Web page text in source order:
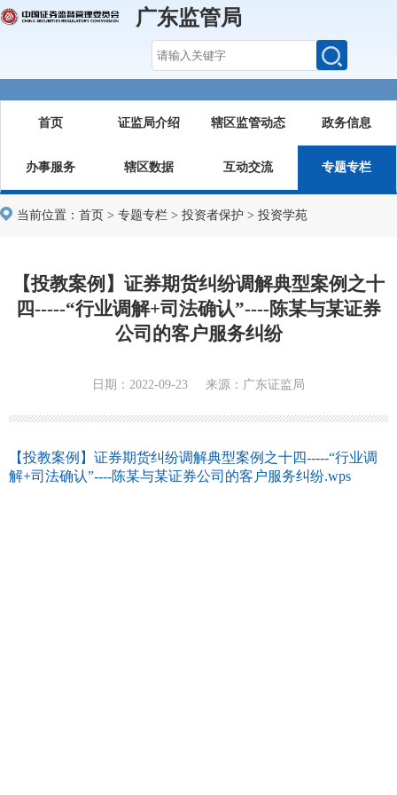
广东监管局
首页 证监局介绍 辖区监管动态 政务信息
办事服务 辖区数据 互动交流 专题专栏
当前位置： 首页 > 专题专栏 > 投资者保护 > 投资学苑
【投教案例】证券期货纠纷调解典型案例之十
四-----“行业调解+司法确认”----陈某与某证券
公司的客户服务纠纷
日期：2022-09-23 来源：广东证监局
【投教案例】证券期货纠纷调解典型案例之十四-----“行业调
解+司法确认”----陈某与某证券公司的客户服务纠纷.wps